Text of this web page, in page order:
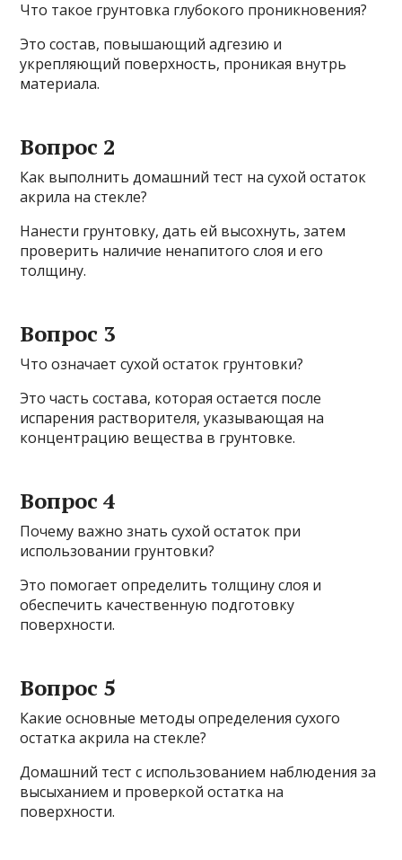
Что такое грунтовка глубокого проникновения?
Это состав, повышающий адгезию и
укрепляющий поверхность, проникая внутрь
материала.
Вопрос 2
Как выполнить домашний тест на сухой остаток
акрила на стекле?
Нанести грунтовку, дать ей высохнуть, затем
проверить наличие ненапитого слоя и его
толщину.
Вопрос 3
Что означает сухой остаток грунтовки?
Это часть состава, которая остается после
испарения растворителя, указывающая на
концентрацию вещества в грунтовке.
Вопрос 4
Почему важно знать сухой остаток при
использовании грунтовки?
Это помогает определить толщину слоя и
обеспечить качественную подготовку
поверхности.
Вопрос 5
Какие основные методы определения сухого
остатка акрила на стекле?
Домашний тест с использованием наблюдения за
высыханием и проверкой остатка на
поверхности.